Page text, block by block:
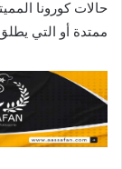
حالات كورونا
ممتدة أو التي